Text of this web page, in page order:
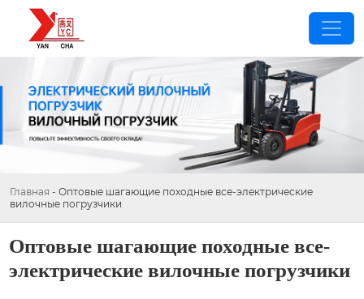
Главная - Оптовые шагающие походные все-электрические
вилочные погрузчики
Оптовые шагающие походные все-
электрические вилочные погрузчики